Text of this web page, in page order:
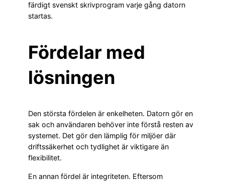
färdigt svenskt skrivprogram varje gång datorn
startas.
Fördelar med
lösningen
Den största fördelen är enkelheten. Datorn gör en
sak och användaren behöver inte förstå resten av
systemet. Det gör den lämplig för miljöer där
driftssäkerhet och tydlighet är viktigare än
flexibilitet.
En annan fördel är integriteten. Eftersom